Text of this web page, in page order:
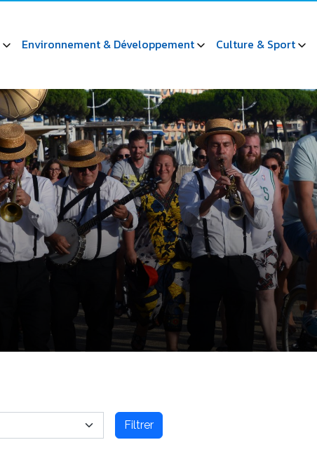
Environnement & Développement Culture & Sport
Filtrer